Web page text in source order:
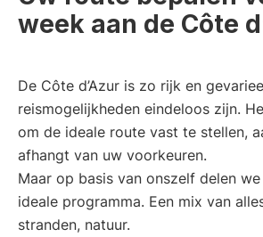
week aan de Côte
De Côte d’Azur is zo rijk en
reismogelijkheden eindeloos zijn.
om de ideale route vast te stellen,
afhangt van uw voorkeuren.
Maar op basis van onszelf delen
ideale programma. Een mix van
stranden, natuur.